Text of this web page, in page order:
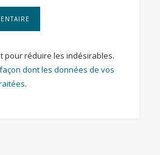
pour réduire les indésirables.
dont les données de vos
.